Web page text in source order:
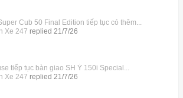
Cub 50 Final Edition tiếp tục có thêm...
Xe 247 replied 21/7/26
tiếp tục bàn giao SH Ý 150i Special...
Xe 247 replied 21/7/26